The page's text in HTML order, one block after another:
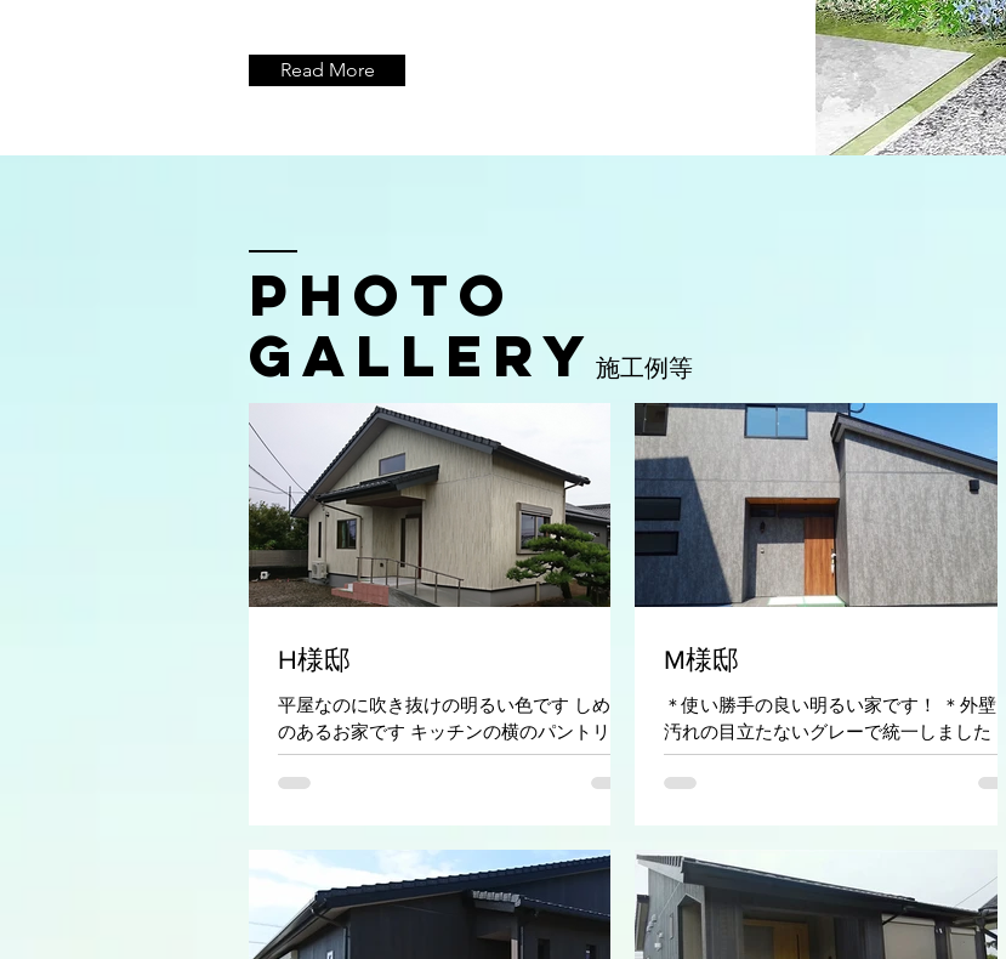
Read More
Photo
Gallery 施工例等
H様邸
平屋なのに吹き抜けの明るい色です しめ縄
のあるお家です キッチンの横のパントリー
は使い勝手良くできています
M様邸
＊使い勝手の良い明るい家です！ ＊外壁は
汚れの目立たないグレーで統一しました！
＊内装もグレーと木の温もりがピッタリ！
＊キッチンもグレーでカウンターは大きく
の趣味の場！...